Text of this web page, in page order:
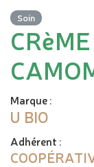
Soin
Marque:
U BIO
Adhérent :